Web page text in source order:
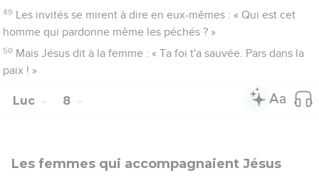
49 Les invités se mirent à dire en eux-mêmes : « Qui est cet
homme qui pardonne même les péchés ? »
50 Mais Jésus dit à la femme : « Ta foi t'a sauvée. Pars dans la
paix ! »
Luc 8
Les femmes qui accompagnaient Jésus